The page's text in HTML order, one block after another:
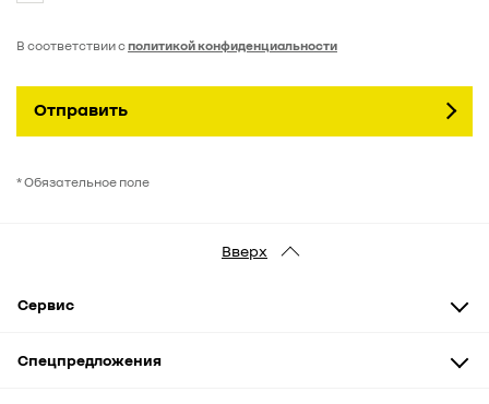
В соответствии сполитикой конфиденциальности
Отправить
* Обязательное поле
Вверх
Сервис
Диагностика и ремонт
Спецпредложения